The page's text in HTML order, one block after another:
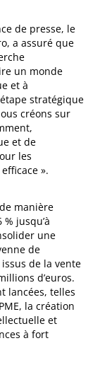
de presse, le
a assuré que
un monde
et à
stratégique
créons sur
et de
les
».
manière
jusqu’à
une
de
de la vente
d’euros.
lancées, telles
la création
et
à fort